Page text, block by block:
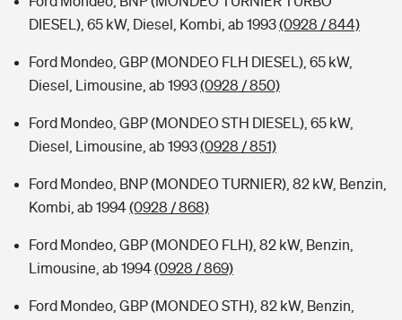
DIESEL), 65 kW, Diesel, Kombi, ab 1993(0928 / 844)
Ford Mondeo, GBP (MONDEO FLH DIESEL), 65 kW,
Diesel, Limousine, ab 1993(0928 / 850)
Ford Mondeo, GBP (MONDEO STH DIESEL), 65 kW,
Diesel, Limousine, ab 1993(0928 / 851)
Ford Mondeo, BNP (MONDEO TURNIER), 82 kW, Benzin,
Kombi, ab 1994(0928 / 868)
Ford Mondeo, GBP (MONDEO FLH), 82 kW, Benzin,
Limousine, ab 1994(0928 / 869)
Ford Mondeo, GBP (MONDEO STH), 82 kW, Benzin,